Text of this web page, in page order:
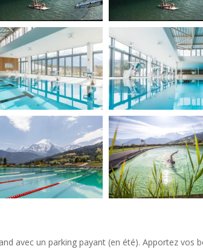
avec un parking payant (en été). Apportez vos